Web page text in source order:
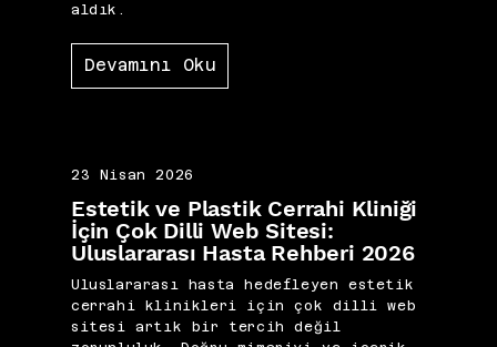
aldık.
Devamını Oku
23 Nisan 2026
Estetik ve Plastik Cerrahi Kliniği
İçin Çok Dilli Web Sitesi:
Uluslararası Hasta Rehberi 2026
Uluslararası hasta hedefleyen estetik
cerrahi klinikleri için çok dilli web
sitesi artık bir tercih değil